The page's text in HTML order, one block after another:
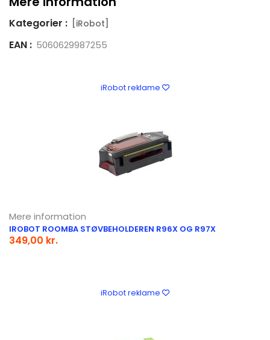
Kategorier : [iRobot]
EAN : 5060629987255
iRobot reklame
Mere information
IROBOT ROOMBA STØVBEHOLDEREN R96X OG R97X
349,00 kr.
iRobot reklame